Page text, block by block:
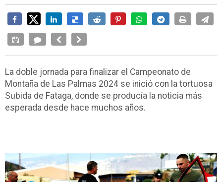
La doble jornada para finalizar el Campeonato de
Montaña de Las Palmas 2024 se inició con la tortuosa
Subida de Fataga, donde se producía la noticia más
esperada desde hace muchos años.